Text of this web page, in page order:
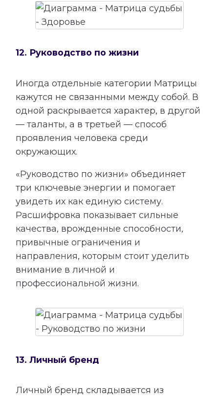
12. Руководство по жизни
Иногда отдельные категории Матрицы
кажутся не связанными между собой. В
одной раскрывается характер, в другой
— таланты, а в третьей — способ
проявления человека среди
окружающих.
«Руководство по жизни» объединяет
три ключевые энергии и помогает
увидеть их как единую систему.
Расшифровка показывает сильные
качества, врожденные способности,
привычные ограничения и
направления, которым стоит уделить
внимание в личной и
профессиональной жизни.
13. Личный бренд
Личный бренд складывается из